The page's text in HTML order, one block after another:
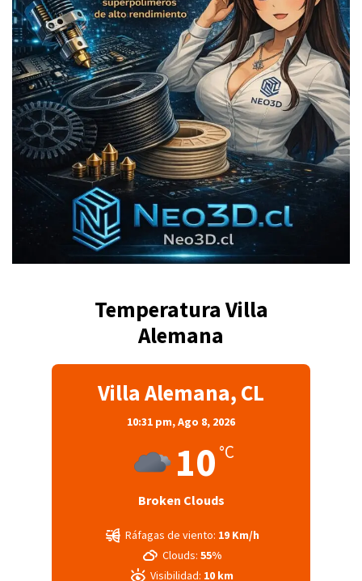
Temperatura Villa
Alemana
Villa Alemana, CL
10:31 pm,Ago 8, 2026
10 °C
Broken Clouds
Ráfagas de viento: 19 Km/h
Clouds: 55%
Visibilidad: 10 km